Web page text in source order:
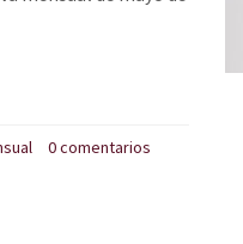
0 comentarios